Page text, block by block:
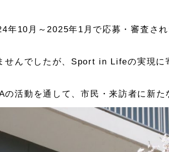
年10月～2025年1月で応募・審査さ
せんでしたが、Sport in Lifeの実現に
活動を通して、市民・来訪者に新た